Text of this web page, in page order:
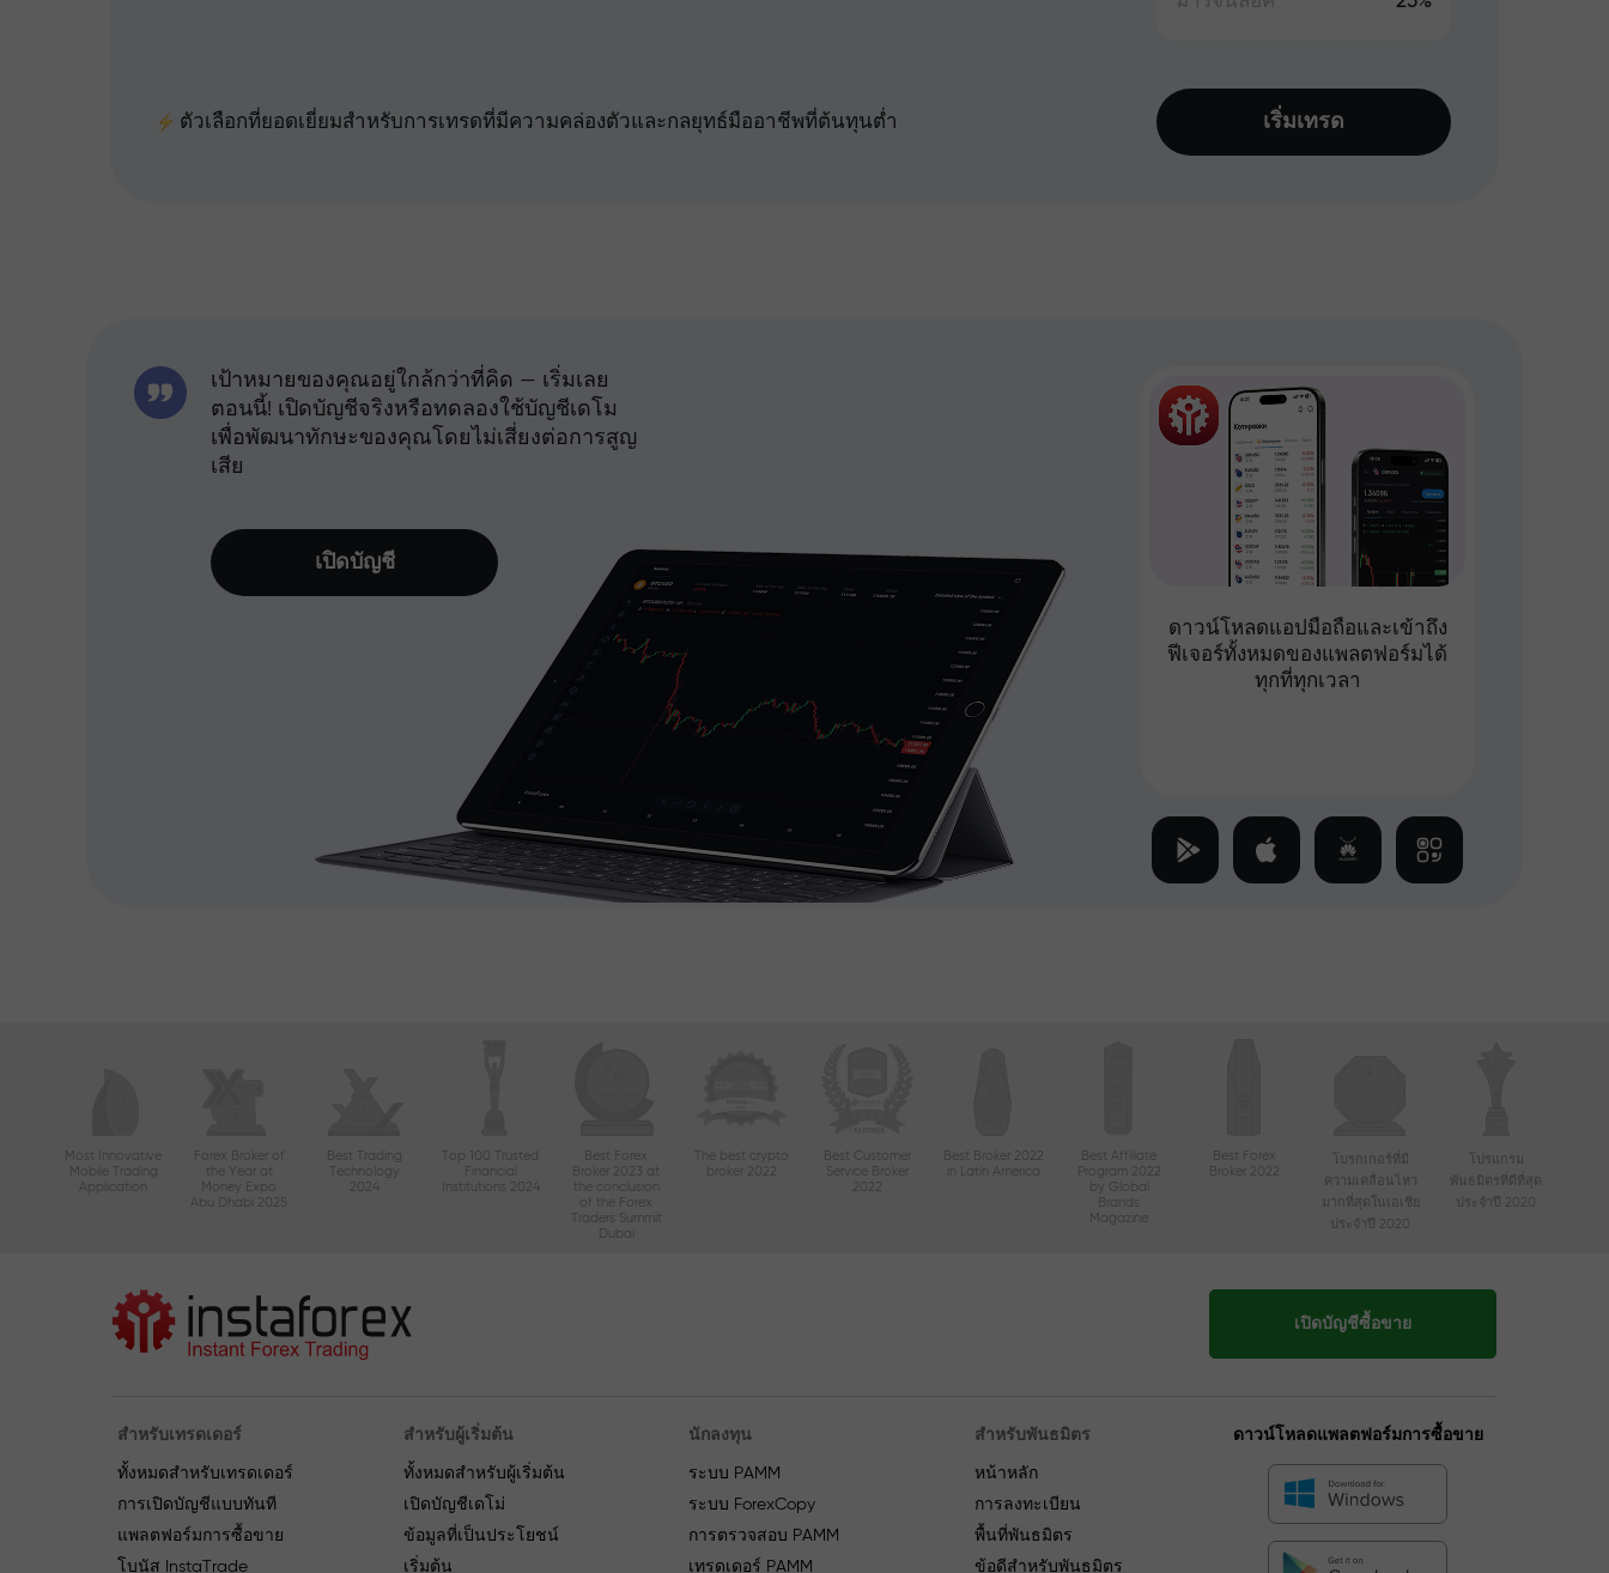
ตัวเลือกที่ยอดเยี่ยมสำหรับการเทรดที่มีความคล่องตัวและกลยุทธ์มืออาชีพที่ต้นทุนต่ำ เริ่มเทรด
เป้าหมายของคุณอยู่ใกล้กว่าที่คิด — เริ่มเลย
ตอนนี้! เปิดบัญชีจริงหรือทดลองใช้บัญชีเดโม
เพื่อพัฒนาทักษะของคุณโดยไม่เสี่ยงต่อการสูญ
เสีย
เปิดบัญชี
ดาวน์โหลดแอปมือถือและเข้าถึง
ฟีเจอร์ทั้งหมดของแพลตฟอร์มได้
ทุกที่ทุกเวลา
Most Innovative
Mobile Trading
Application
Forex Broker of
the Year at
Money Expo
Abu Dhabi 2025
Best Trading
Technology
2024
Top 100 Trusted
Financial
Institutions 2024
Best Forex
Broker 2023 at
the conclusion
of the Forex
Traders Summit
Dubai
The best crypto
broker 2022
Best Customer
Service Broker
2022
Best Broker 2022
in Latin America
Best Affiliate
Program 2022
by Global
Brands
Magazine
Best Forex
Broker 2022
โบรกเกอร์ที่มี
ความเคลื่อนไหว
มากที่สุดในเอเชีย
ประจำปี 2020
โปรแกรม
พันธมิตรที่ดีที่สุด
ประจำปี 2020
เปิดบัญชีซื้อขาย
สำหรับเทรดเดอร์
ทั้งหมดสำหรับเทรดเดอร์
การเปิดบัญชีแบบทันที
แพลตฟอร์มการซื้อขาย
โบนัส InstaTrade
สำหรับผู้เริ่มต้น
ทั้งหมดสำหรับผู้เริ่มต้น
เปิดบัญชีเดโม่
ข้อมูลที่เป็นประโยชน์
เริ่มต้น
นักลงทุน
ระบบ PAMM
ระบบ ForexCopy
การตรวจสอบ PAMM
เทรดเดอร์ PAMM
สำหรับพันธมิตร
หน้าหลัก
การลงทะเบียน
พื้นที่พันธมิตร
ข้อดีสำหรับพันธมิตร
ดาวน์โหลดแพลตฟอร์มการซื้อขาย